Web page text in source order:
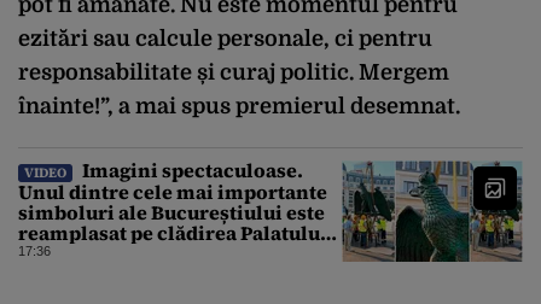
ezitări sau calcule personale, ci pentru
responsabilitate și curaj politic. Mergem
înainte!”, a mai spus premierul desemnat.
VIDEO
Imagini spectaculoase.
Unul dintre cele mai importante
simboluri ale Bucureștiului este
reamplasat pe clădirea Palatului
Universității
17:36